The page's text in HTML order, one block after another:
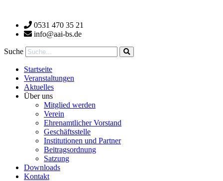
wechseln 0531 470 35 21
info@aai-bs.de
Suche
Startseite
Veranstaltungen
Aktuelles
Über uns
Mitglied werden
Verein
Ehrenamtlicher Vorstand
Geschäftsstelle
Institutionen und Partner
Beitragsordnung
Satzung
Downloads
Kontakt